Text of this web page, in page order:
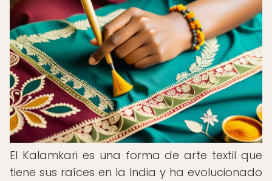
El Kalamkari es una forma de arte textil que
tiene sus raíces en la India y ha evolucionado